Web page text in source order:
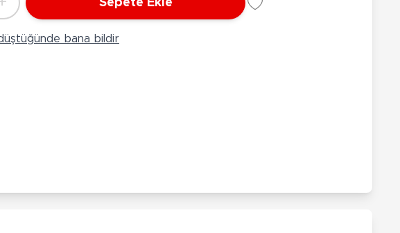
Ürünleri
Akülü Araçlar
Bin Git Araçlar
Çeşitli Peluşlar
Sepete Ekle
bana bildir